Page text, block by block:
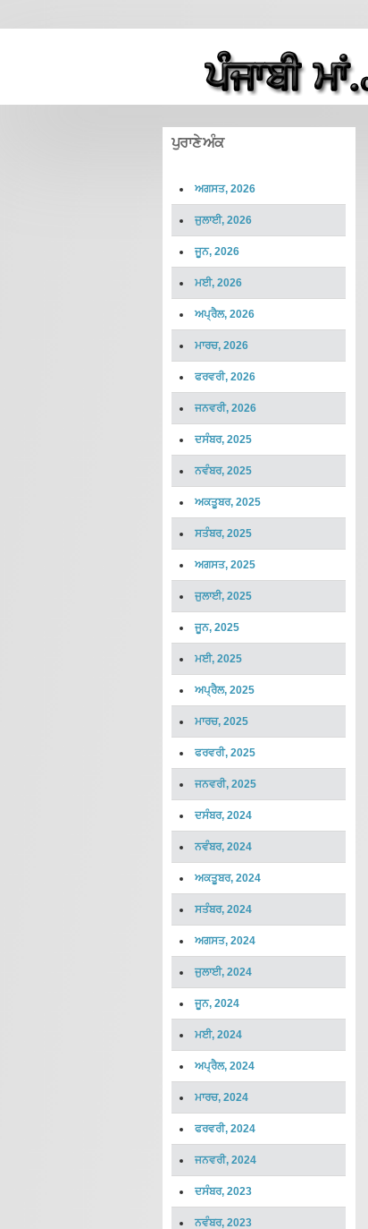
ਪੁਰਾਣੇ ਅੰਕ
ਅਗਸਤ, 2026
ਜੁਲਾਈ, 2026
ਜੂਨ, 2026
ਮਈ, 2026
ਅਪ੍ਰੈਲ, 2026
ਮਾਰਚ, 2026
ਫਰਵਰੀ, 2026
ਜਨਵਰੀ, 2026
ਦਸੰਬਰ, 2025
ਨਵੰਬਰ, 2025
ਅਕਤੂਬਰ, 2025
ਸਤੰਬਰ, 2025
ਅਗਸਤ, 2025
ਜੁਲਾਈ, 2025
ਜੂਨ, 2025
ਮਈ, 2025
ਅਪ੍ਰੈਲ, 2025
ਮਾਰਚ, 2025
ਫਰਵਰੀ, 2025
ਜਨਵਰੀ, 2025
ਦਸੰਬਰ, 2024
ਨਵੰਬਰ, 2024
ਅਕਤੂਬਰ, 2024
ਸਤੰਬਰ, 2024
ਅਗਸਤ, 2024
ਜੁਲਾਈ, 2024
ਜੂਨ, 2024
ਮਈ, 2024
ਅਪ੍ਰੈਲ, 2024
ਮਾਰਚ, 2024
ਫਰਵਰੀ, 2024
ਜਨਵਰੀ, 2024
ਦਸੰਬਰ, 2023
ਨਵੰਬਰ, 2023